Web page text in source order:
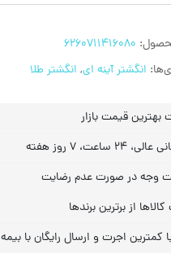
6260711416080
انگشتر آینه ای, انگشتر طلا
بهترین قیمت بازار
24 ساعت، 7 روز هفته
وجه در صورت عدم رضایت
از برترین برندها
کمترین اجرت و ارسال رایگان با بیمه